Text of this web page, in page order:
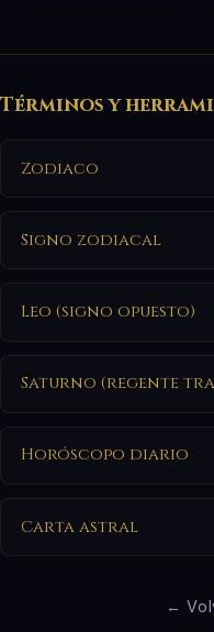
Términos y
Zodiaco
Signo zodiacal
Leo (signo opuesto)
Saturno (regente
Horóscopo diario
Carta astral
←